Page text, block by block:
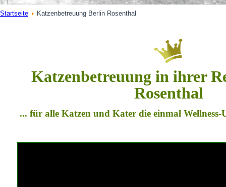
Startseite Katzenbetreuung Berlin Rosenthal
Katzenbetreuung in ihrer
Rosenthal
... für alle Katzen und Kater die einmal